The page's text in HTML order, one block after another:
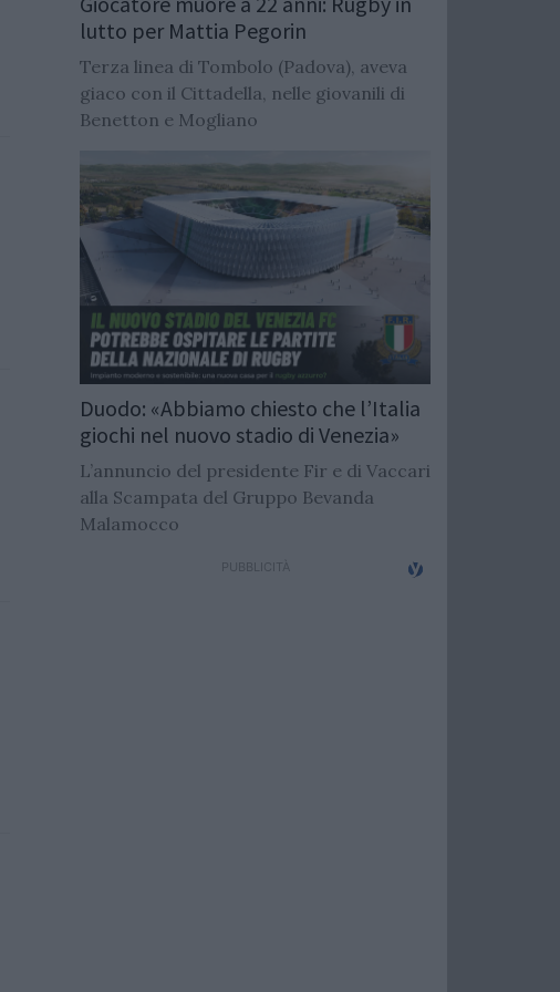
lutto per Mattia Pegorin
Terza linea di Tombolo (Padova), aveva
giaco con il Cittadella, nelle giovanili di
Benetton e Mogliano
Duodo: «Abbiamo chiesto che l’Italia
giochi nel nuovo stadio di Venezia»
L’annuncio del presidente Fir e di Vaccari
alla Scampata del Gruppo Bevanda
Malamocco